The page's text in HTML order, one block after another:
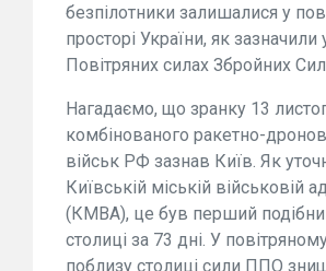
безпілотники залишалися у
просторі України, як зазначили
Повітряних силах Збройних Сил
Нагадаємо, що зранку 13
комбінованого ракетно-
військ РФ зазнав Київ. Як
Київській міській військовій
(КМВА), це був перший
столиці за 73 дні. У
поблизу столиці сили ППО